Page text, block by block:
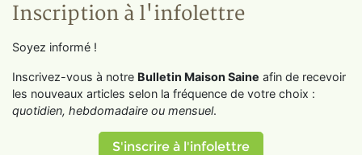
Inscription à l'infolettre
Soyez informé !
Inscrivez-vous à notre Bulletin Maison Saine afin de recevoir
les nouveaux articles selon la fréquence de votre choix :
quotidien, hebdomadaire ou mensuel.
S'inscrire à l'infolettre